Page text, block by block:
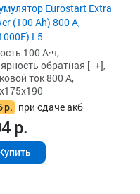
Eurostart Extra
(100 Ah) 800 А,
L5
100 А·ч,
обратная [- +],
ток 800 А,
р. при сдаче акб
р.